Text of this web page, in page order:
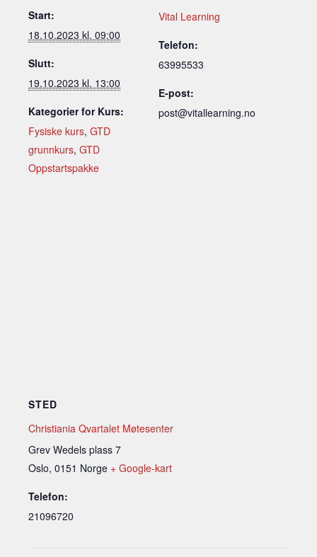
Start:
18.10.2023 kl. 09:00
Slutt:
19.10.2023 kl. 13:00
Kategorier for Kurs:
Fysiske kurs, GTD
grunnkurs, GTD
Oppstartspakke
Vital Learning
Telefon:
63995533
E-post:
post@vitallearning.no
STED
Christiania Qvartalet Møtesenter
Grev Wedels plass 7
Oslo, 0151 Norge + Google-kart
Telefon:
21096720